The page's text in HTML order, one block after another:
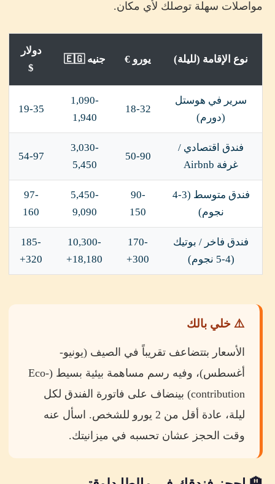
مواصلات سهلة توصلك لأي مكان.
نوع الإقامة (لليلة) يورو € جنيه 🇪🇬
دولار
$
سرير في هوستل
(دورم)
18-32
1,090-
1,940
19-35
فندق اقتصادي /
غرفة Airbnb
50-90
3,030-
5,450
54-97
فندق متوسط (3-4
نجوم)
90-
150
5,450-
9,090
97-
160
فندق فاخر / بوتيك
(4-5 نجوم)
170-
300+
10,300-
18,180+
185-
320+
⚠️ خلي بالك
الأسعار بتتضاعف تقريباً في الصيف (يونيو-
أغسطس)، وفيه رسم مساهمة بيئية بسيط (Eco-
contribution) بينضاف على فاتورة الفندق لكل
ليلة، عادة أقل من 2 يورو للشخص. اسأل عنه
وقت الحجز عشان تحسبه في ميزانيتك.